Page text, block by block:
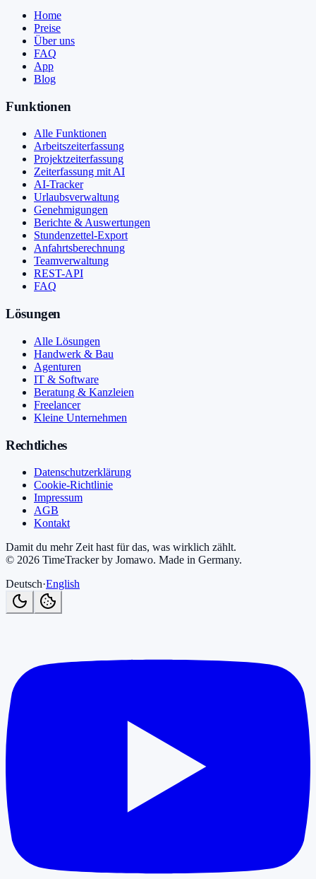
Home
Preise
Über uns
FAQ
App
Blog
Funktionen
Alle Funktionen
Arbeitszeiterfassung
Projektzeiterfassung
Zeiterfassung mit AI
AI-Tracker
Urlaubsverwaltung
Genehmigungen
Berichte & Auswertungen
Stundenzettel-Export
Anfahrtsberechnung
Teamverwaltung
REST-API
FAQ
Lösungen
Alle Lösungen
Handwerk & Bau
Agenturen
IT & Software
Beratung & Kanzleien
Freelancer
Kleine Unternehmen
Rechtliches
Datenschutzerklärung
Cookie-Richtlinie
Impressum
AGB
Kontakt
Damit du mehr Zeit hast für das, was wirklich zählt.
© 2026 TimeTracker by Jomawo. Made in Germany.
Deutsch·English